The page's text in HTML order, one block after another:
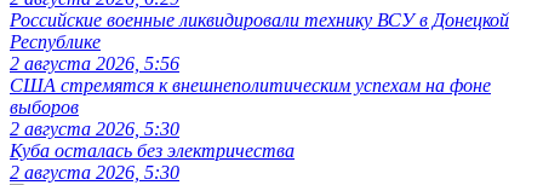
Российские военные ликвидировали технику ВСУ в Донецкой
Республике
2 августа 2026, 5:56
США стремятся к внешнеполитическим успехам на фоне
выборов
2 августа 2026, 5:30
Куба осталась без электричества
2 августа 2026, 5:30